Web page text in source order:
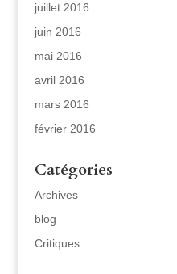
juillet 2016
juin 2016
mai 2016
avril 2016
mars 2016
février 2016
Catégories
Archives
blog
Critiques